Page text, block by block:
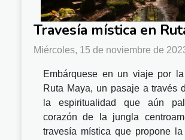
Travesía mística en
Miércoles, 15 de noviembre de
Embárquese en un viaje por la
Ruta Maya, un pasaje a través
la espiritualidad que aún
corazón de la jungla
travesía mística que propone